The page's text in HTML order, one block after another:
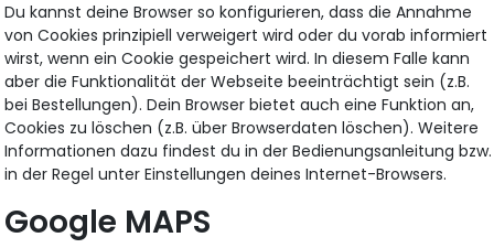
Du kannst deine Browser so konfigurieren, dass die Annahme
von Cookies prinzipiell verweigert wird oder du vorab informiert
wirst, wenn ein Cookie gespeichert wird. In diesem Falle kann
aber die Funktionalität der Webseite beeinträchtigt sein (z.B.
bei Bestellungen). Dein Browser bietet auch eine Funktion an,
Cookies zu löschen (z.B. über Browserdaten löschen). Weitere
Informationen dazu findest du in der Bedienungsanleitung bzw.
in der Regel unter Einstellungen deines Internet-Browsers.
Google MAPS